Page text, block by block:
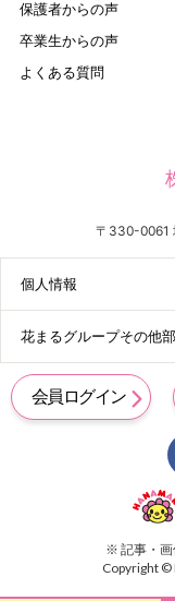
保護者からの声
卒業生からの声
よくある質問
〒330-0061
個人情報
花まるグループその他
会員ログイン
※ 記事・
Copyright ©